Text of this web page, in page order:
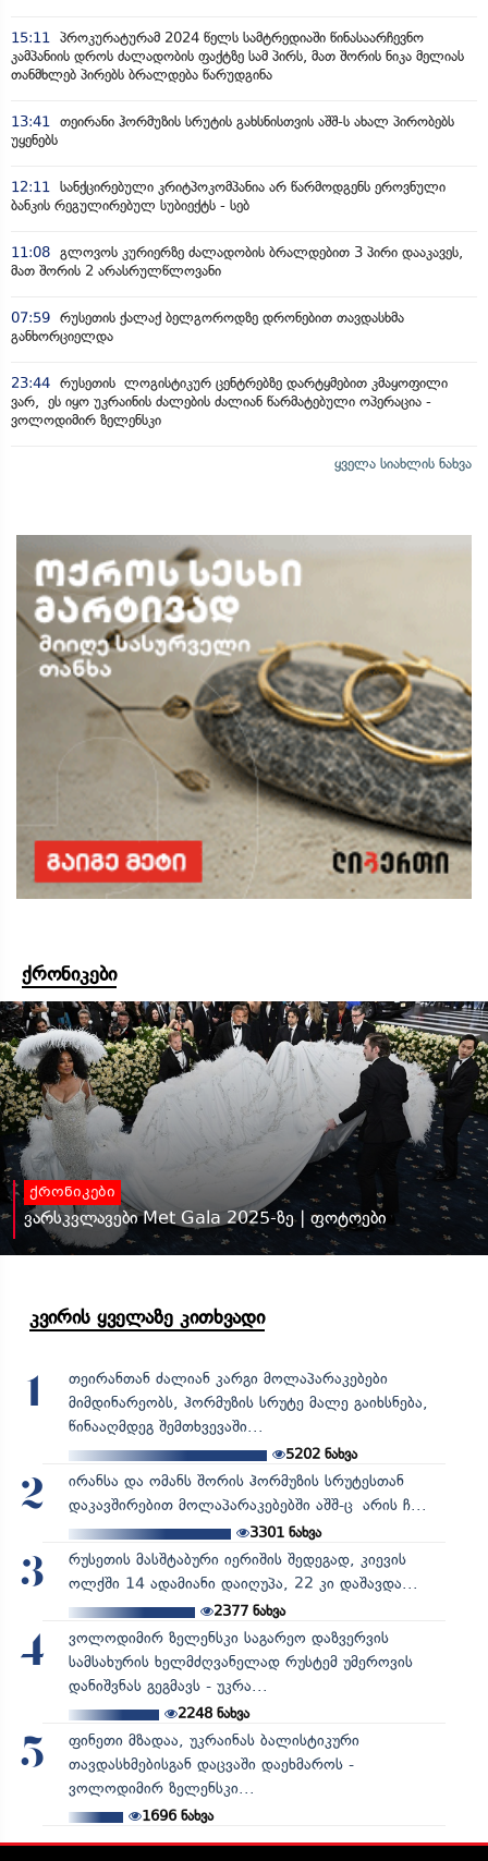
15:11 პროკურატურამ 2024 წელს სამტრედიაში წინასაარჩევნო
კამპანიის დროს ძალადობის ფაქტზე სამ პირს, მათ შორის ნიკა მელიას
თანმხლებ პირებს ბრალდება წარუდგინა
13:41 თეირანი ჰორმუზის სრუტის გახსნისთვის აშშ-ს ახალ პირობებს
უყენებს
12:11 სანქცირებული კრიტპოკომპანია არ წარმოდგენს ეროვნული
ბანკის რეგულირებულ სუბიექტს - სებ
11:08 გლოვოს კურიერზე ძალადობის ბრალდებით 3 პირი დააკავეს,
მათ შორის 2 არასრულწლოვანი
07:59 რუსეთის ქალაქ ბელგოროდზე დრონებით თავდასხმა
განხორციელდა
23:44 რუსეთის ლოგისტიკურ ცენტრებზე დარტყმებით კმაყოფილი
ვარ, ეს იყო უკრაინის ძალების ძალიან წარმატებული ოპერაცია -
ვოლოდიმირ ზელენსკი
ყველა სიახლის ნახვა
ქრონიკები
ქრონიკები
ვარსკვლავები Met Gala 2025-ზე | ფოტოები
კვირის ყველაზე კითხვადი
1
თეირანთან ძალიან კარგი მოლაპარაკებები
მიმდინარეობს, ჰორმუზის სრუტე მალე გაიხსნება,
წინააღმდეგ შემთხვევაში...
5202 ნახვა
2
ირანსა და ომანს შორის ჰორმუზის სრუტესთან
დაკავშირებით მოლაპარაკებებში აშშ-ც არის ჩ...
3301ნახვა
3
რუსეთის მასშტაბური იერიშის შედეგად, კიევის
ოლქში 14 ადამიანი დაიღუპა, 22 კი დაშავდა...
2377ნახვა
4
ვოლოდიმირ ზელენსკი საგარეო დაზვერვის
სამსახურის ხელმძღვანელად რუსტემ უმეროვის
დანიშვნას გეგმავს - უკრა...
2248ნახვა
5
ფინეთი მზადაა, უკრაინას ბალისტიკური
თავდასხმებისგან დაცვაში დაეხმაროს -
ვოლოდიმირ ზელენსკი...
1696ნახვა